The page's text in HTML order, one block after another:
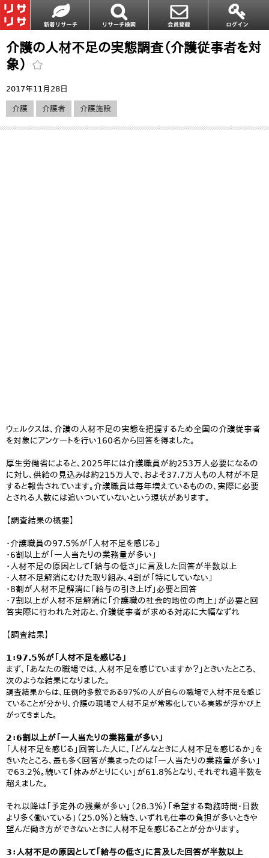
介護の人材不足の実態調査（介護従事者を対
象）
2017年11月28日
介護 介護者 介護施設
ウェルクスは、介護の人材不足の実態を把握するため全国の介護従事者
を対象にアンケートを行い160名から回答を得ました。
厚生労働省によると、2025年には介護職員が約253万人必要になるの
に対し、供給の見込みは約215万人で、およそ37.7万人もの人材が不足
すると報告されています。介護職員は毎年増えているものの、実際に必要
とされる人数には追いついていないという現状があります。
【調査結果の概要​】
・介護職員の97.5％が「人材不足を感じる」
・6割以上が「一人当たりの業務量が多い」
・人材不足の原因として「給与の低さ」に言及した回答が半数以上
・人材不足解消にむけた取り組み、4割が「特にしていない」
・8割が人材不足解消に「給与の引き上げ」必要と回答
・7割以上が人材不足解消に「介護職の社会的地位の向上」が必要と回
答実際に行われた対応と、介護従事者が求める対応に大幅なずれ
【調査結果】
1：97.5％が「人材不足を感じる」
まず、「あなたの職場では、人材不足を感じていますか？」ときいたところ、
次のような結果になりました。
調査結果からは、圧倒的多数である97％の人が自らの職場で人材不足を感じ
ていることが分かり、介護の現場で人材不足が常態化している実態が浮かび上
がってきました。
2：6割以上が「一人当たりの業務量が多い」
「人材不足を感じる」回答した人に、「どんなときに人材不足を感じるか」を
きいたところ、最も多く回答が集まったのは「一人当たりの業務量が多い」
で63.2％。続いて「休みがとりにくい」が61.8％となり、それぞれ過半数を
超えました。
それ以降は「予定外の残業が多い」（28.3％）「希望する勤務時間・日数
より多く働いている」（25.0％）と続き、いずれも仕事の負担が多いときや
望んだ働き方ができないときに人材不足を感じることが分かります。
3：人材不足の原因として「給与の低さ」に言及した回答が半数以上